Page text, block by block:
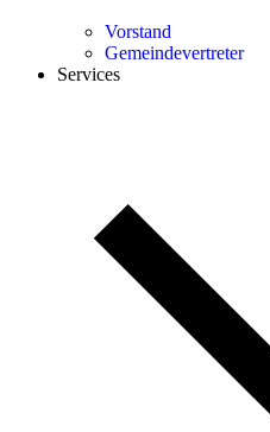
Vorstand
Gemeindevertreter
Services